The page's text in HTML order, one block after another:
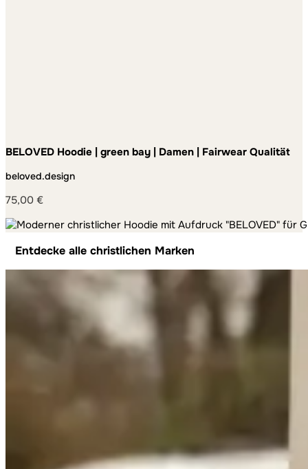
BELOVED Hoodie | green bay | Damen | Fairwear Qualität
beloved.design
75,00 €
Entdecke alle christlichen Marken